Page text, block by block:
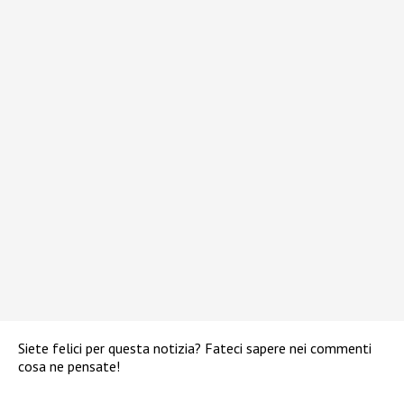
Siete felici per questa notizia? Fateci sapere nei commenti
cosa ne pensate!